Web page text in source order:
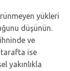
yükleri
düşünün.
ve
tarafta ise
yakınlıkla